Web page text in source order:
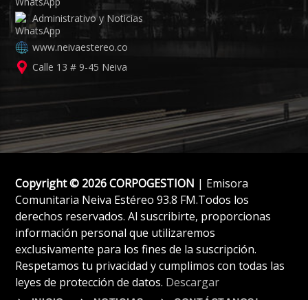
Administrativo y Noticias
www.neivaestereo.co
Calle 13 # 9-45 Neiva
Copyright © 2026 CORPOGESTION | Emisora
Comunitaria Neiva Estéreo 93.8 FM.Todos los
derechos reservados. Al suscribirte, proporcionas
información personal que utilizaremos
exclusivamente para los fines de la suscripción.
Respetamos tu privacidad y cumplimos con todas las
leyes de protección de datos. Descargar